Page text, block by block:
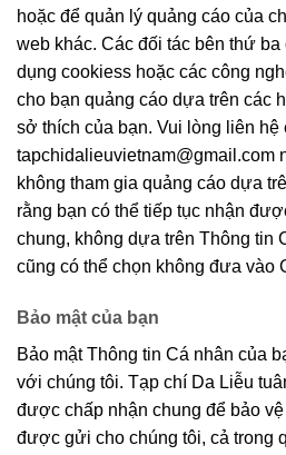
hoặc để quản lý quảng cáo của
web khác. Các đối tác bên thứ
dụng cookiess hoặc các công
cho bạn quảng cáo dựa trên các
sở thích của bạn. Vui lòng liên hệ
tapchidalieuvietnam@gmail.com
không tham gia quảng cáo dựa
rằng bạn có thể tiếp tục nhận
chung, không dựa trên Thông tin
cũng có thể chọn không đưa vào
Bảo mật của bạn
Bảo mật Thông tin Cá nhân của
với chúng tôi. Tạp chí Da Liễu
được chấp nhận chung để bảo
được gửi cho chúng tôi, cả trong